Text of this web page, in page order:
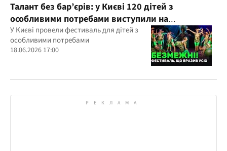
Талант без бар’єрів: у Києві 120 дітей з
особливими потребами виступили на
всеукраїнському фестивалі
У Києві провели фестиваль для дітей з
особливими потребами
18.06.2026 17:00